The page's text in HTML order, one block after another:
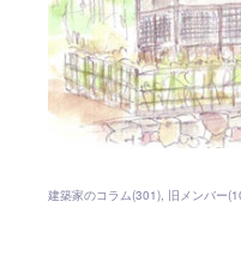
建築家のコラム(301) 旧メンバー(